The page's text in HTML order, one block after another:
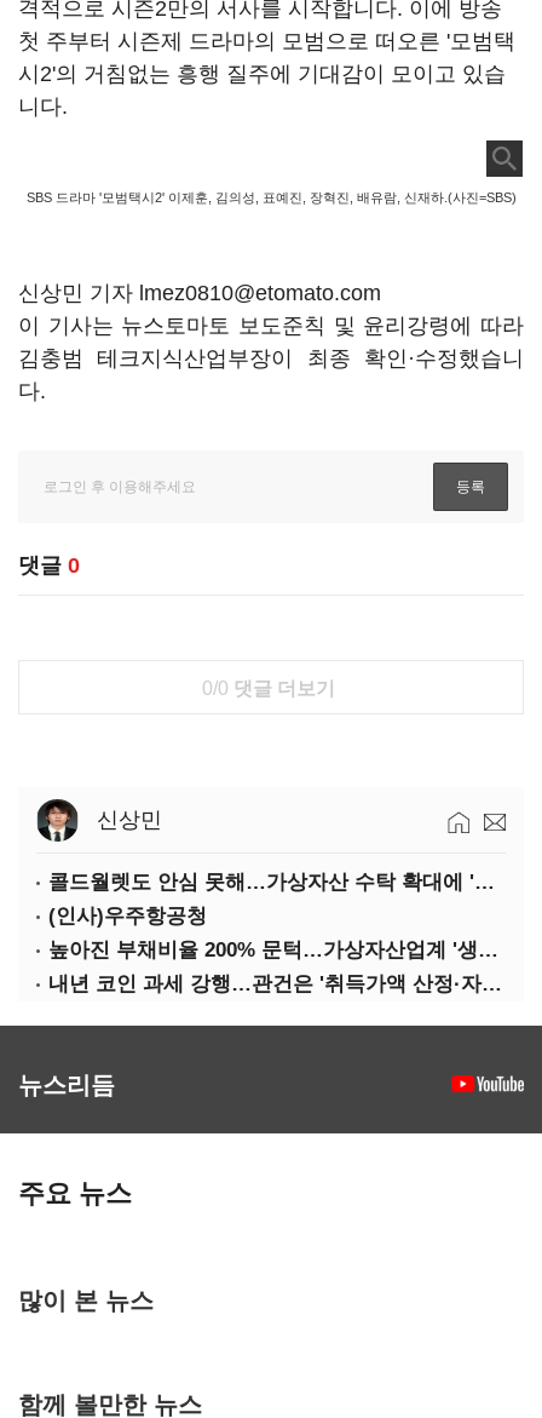
격적으로 시즌2만의 서사를 시작합니다. 이에 방송
첫 주부터 시즌제 드라마의 모범으로 떠오른 '모범택
시 2'의 거침없는 흥행 질주에 기대감이 모이고 있습
니다.
SBS 드라마 '모범택시2' 이제훈, 김의성, 표예진, 장혁진, 배유람, 신재하.(사진=SBS)
신상민 기자 lmez0810@etomato.com
이 기사는 뉴스토마토 보도준칙 및 윤리강령에 따라
김충범 테크지식산업부장이 최종 확인·수정했습니
다.
댓글 0
0/0 댓글 더보기
신상민
콜드월렛도 안심 못해…가상자산 수탁 확대에 '보안 시험대'
(인사)우주항공청
높아진 부채비율 200% 문턱…가상자산업계 '생존 시험대'
내년 코인 과세 강행…관건은 '취득가액 산정·자산 이동'
뉴스리듬
주요 뉴스
많이 본 뉴스
함께 볼만한 뉴스